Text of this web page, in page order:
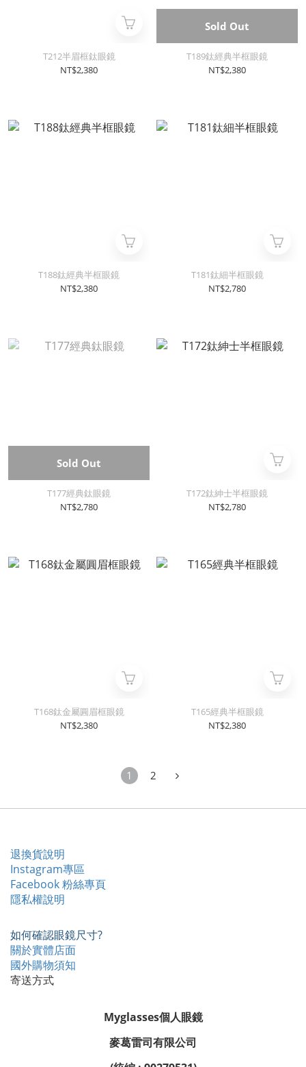
T212半眉框鈦眼鏡
NT$2,380
Sold Out
T189鈦經典半框眼鏡
NT$2,380
T188鈦經典半框眼鏡
NT$2,380
T181鈦細半框眼鏡
NT$2,780
Sold Out
T177經典鈦眼鏡
NT$2,780
T172鈦紳士半框眼鏡
NT$2,780
T168鈦金屬圓眉框眼鏡
NT$2,380
T165經典半框眼鏡
NT$2,380
1 2
退換貨說明
Instagram專區
Facebook 粉絲專頁
隱私權說明
如何確認眼鏡尺寸?
關於實體店面
國外購物須知
寄送方式
Myglasses個人眼鏡
麥葛雷司有限公司